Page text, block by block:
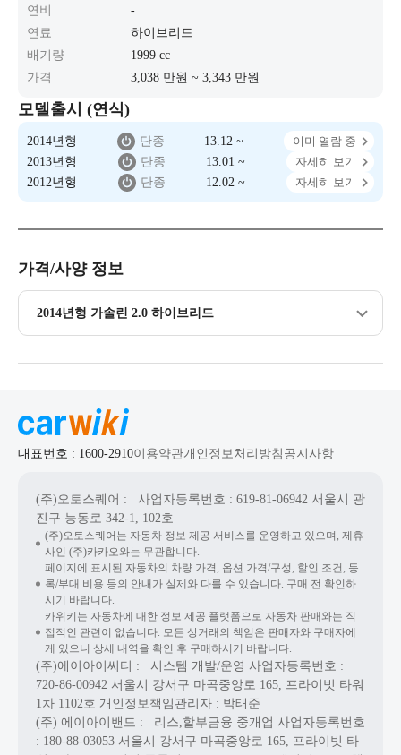
연비
-
연료
하이브리드
배기량
1999 cc
가격
3,038 만원 ~ 3,343 만원
모델출시 (연식)
2014년형 단종 13.12 ~
이미 열람 중
2013년형
단종 13.01 ~
자세히 보기
2012년형
단종 12.02 ~ 자세히 보기
가격/사양 정보
2014년형 가솔린 2.0 하이브리드
대표번호 : 1600-2910이용약관개인정보처리방침 공지사항
(주)오토스퀘어 : 사업자등록번호 : 619-81-06942 서울시 광
진구 능동로 342-1, 102호
(주)오토스퀘어는 자동차 정보 제공 서비스를 운영하고 있으며, 제휴
사인 (주)카카오와는 무관합니다.
페이지에 표시된 자동차의 차량 가격, 옵션 가격/구성, 할인 조건, 등
록/부대 비용 등의 안내가 실제와 다를 수 있습니다. 구매 전 확인하
시기 바랍니다.
카위키는 자동차에 대한 정보 제공 플랫폼으로 자동차 판매와는 직
접적인 관련이 없습니다. 모든 상거래의 책임은 판매자와 구매자에
게 있으니 상세 내역을 확인 후 구매하시기 바랍니다.
(주)에이아이씨티 : 시스템 개발/운영 사업자등록번호 :
720-86-00942 서울시 강서구 마곡중앙로 165, 프라이빗 타워
1차 1102호 개인정보책임관리자 : 박태준
(주) 에이아이밴드 : 리스,할부금융 중개업 사업자등록번호
: 180-88-03053 서울시 강서구 마곡중앙로 165, 프라이빗 타